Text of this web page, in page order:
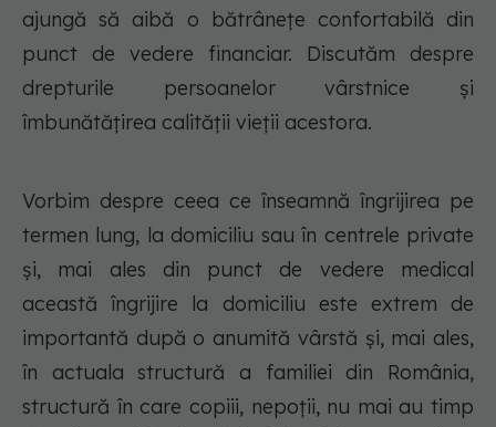
ajungă să aibă o bătrânețe confortabilă din
punct de vedere financiar. Discutăm despre
drepturile persoanelor vârstnice și
îmbunătățirea calității vieții acestora.
Vorbim despre ceea ce înseamnă îngrijirea pe
termen lung, la domiciliu sau în centrele private
și, mai ales din punct de vedere medical
această îngrijire la domiciliu este extrem de
importantă după o anumită vârstă și, mai ales,
în actuala structură a familiei din România,
structură în care copiii, nepoții, nu mai au timp